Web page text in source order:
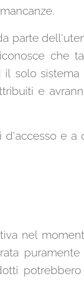
parte
che
solo
e
e
nel